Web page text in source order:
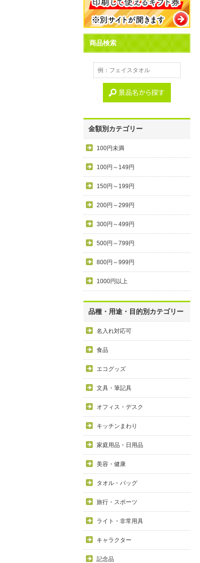
商品検索
金額別カテゴリー
100円未満
100円～149円
150円～199円
200円～299円
300円～499円
500円～799円
800円～999円
1000円以上
品種・用途・目的別カテゴリー
名入れ対応可
食品
エコグッズ
文具・筆記具
オフィス・デスク
キッチンまわり
家庭用品・日用品
美容・健康
タオル・バッグ
旅行・スポーツ
ライト・非常用具
キャラクター
記念品